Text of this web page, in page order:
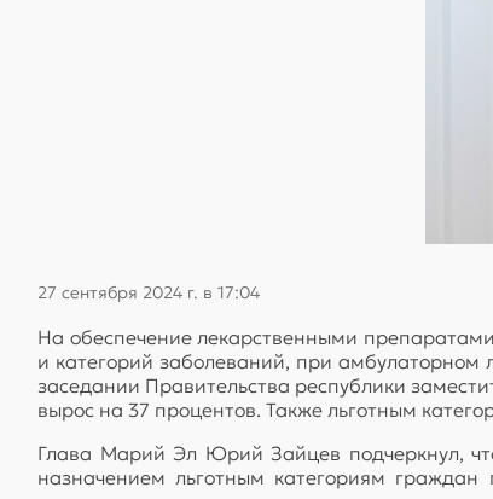
27 сентября 2024 г. в 17:04
На обеспечение лекарственными
и категорий заболеваний, при
заседании Правительства республики
вырос на 37 процентов. Также льготным
Глава Марий Эл Юрий Зайцев подчеркнул,
назначением льготным категориям